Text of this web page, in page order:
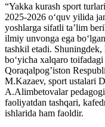
“Yakka kurash sport
2025-2026 o‘quv yilida
yoshlarga sifatli ta’lim
ilmiy unvonga ega
tashkil etadi.
bo‘yicha xalqaro
Qoraqalpog’iston
M.Kazaev, sport ustalari
A.Alimbetovalar
faoliyatdan tashqari,
ishlarida ham faoldir.